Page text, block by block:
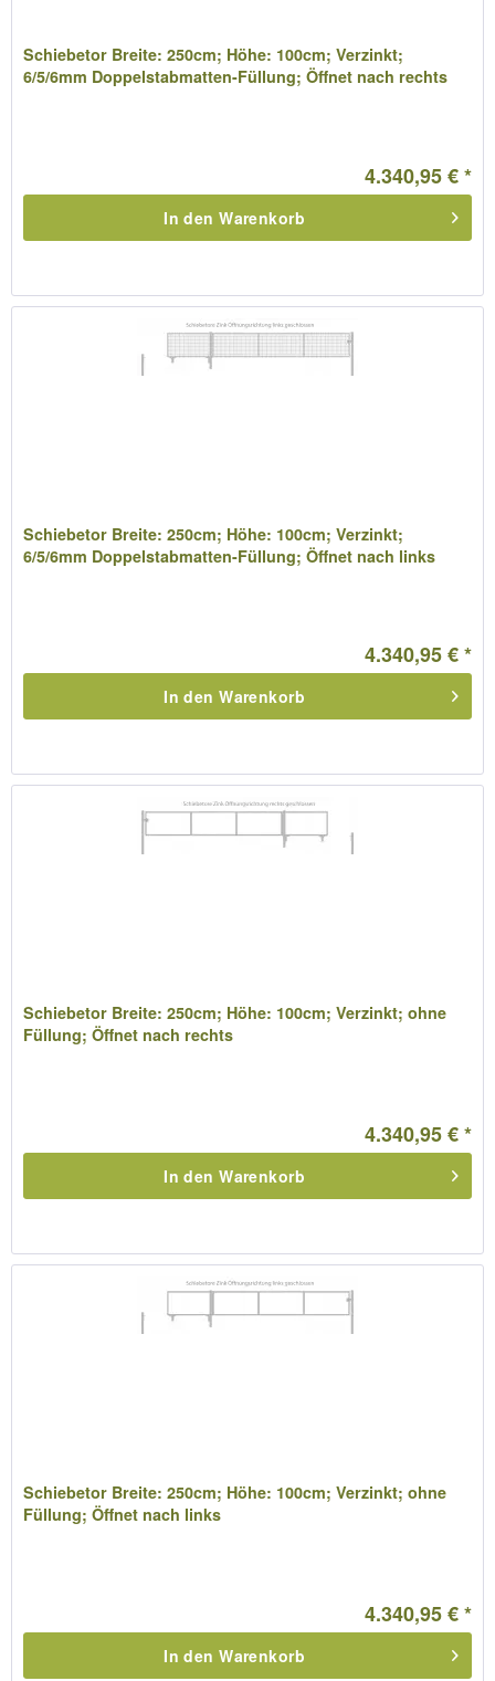
Schiebetor Breite: 250cm; Höhe: 100cm; Verzinkt;
6/5/6mm Doppelstabmatten-Füllung; Öffnet nach rechts
4.340,95 € *
In den Warenkorb
Schiebetor Breite: 250cm; Höhe: 100cm; Verzinkt;
6/5/6mm Doppelstabmatten-Füllung; Öffnet nach links
4.340,95 € *
In den Warenkorb
Schiebetor Breite: 250cm; Höhe: 100cm; Verzinkt; ohne
Füllung; Öffnet nach rechts
4.340,95 € *
In den Warenkorb
Schiebetor Breite: 250cm; Höhe: 100cm; Verzinkt; ohne
Füllung; Öffnet nach links
4.340,95 € *
In den Warenkorb